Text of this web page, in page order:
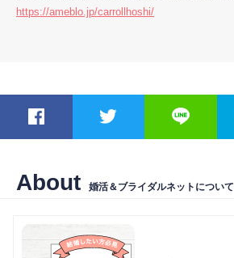
https://ameblo.jp/carrollhoshi/
About 婚活＆ブライダルネットについて